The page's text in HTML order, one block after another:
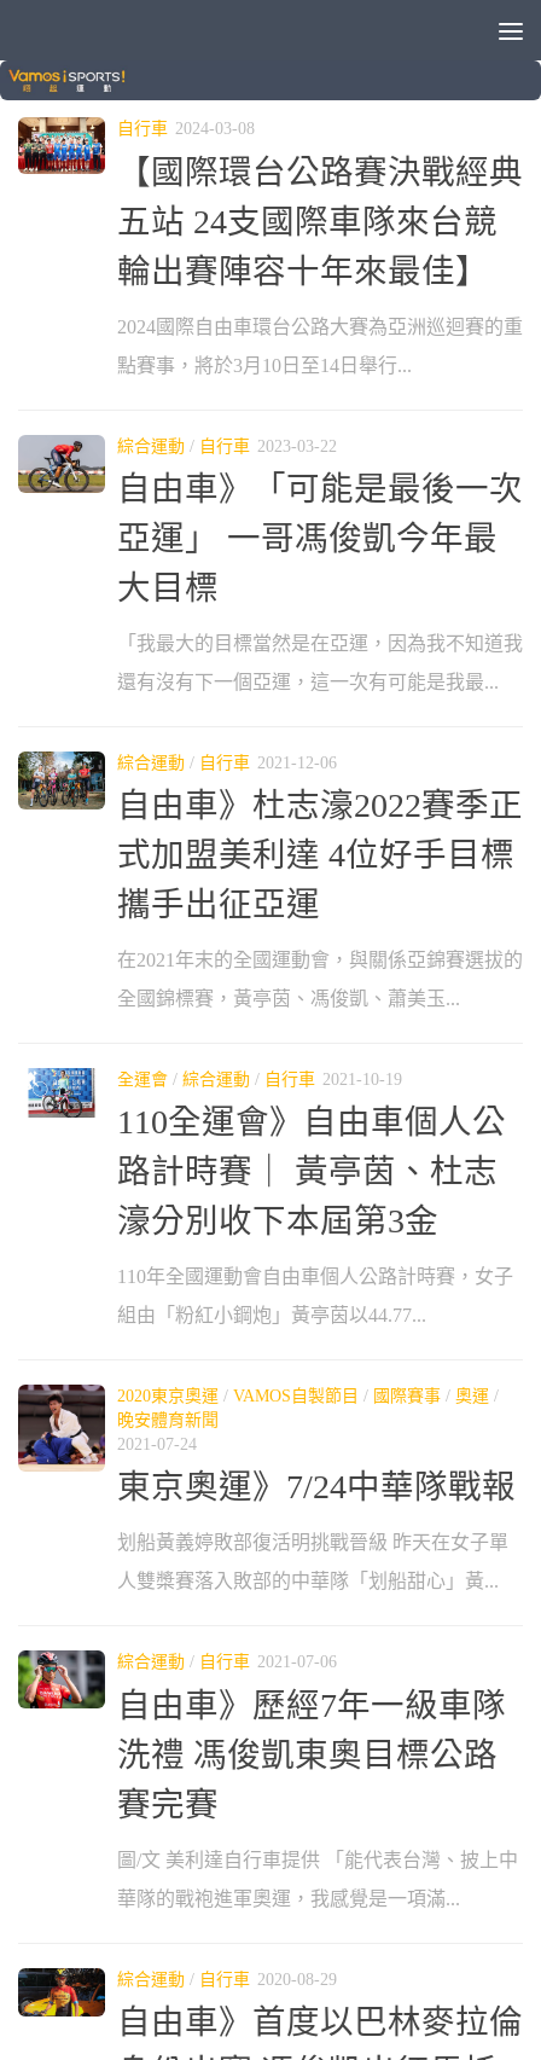
標籤：馮俊凱
自行車 2024-03-08
【國際環台公路賽決戰經典
五站 24支國際車隊來台競
輪出賽陣容十年來最佳】
2024國際自由車環台公路大賽為亞洲巡迴賽的重
點賽事，將於3月10日至14日舉行...
綜合運動 / 自行車 2023-03-22
自由車》「可能是最後一次
亞運」 一哥馮俊凱今年最
大目標
「我最大的目標當然是在亞運，因為我不知道我
還有沒有下一個亞運，這一次有可能是我最...
綜合運動 / 自行車 2021-12-06
自由車》杜志濠2022賽季正
式加盟美利達 4位好手目標
攜手出征亞運
在2021年末的全國運動會，與關係亞錦賽選拔的
全國錦標賽，黃亭茵、馮俊凱、蕭美玉...
全運會 / 綜合運動 / 自行車 2021-10-19
110全運會》自由車個人公
路計時賽｜ 黃亭茵、杜志
濠分別收下本屆第3金
110年全國運動會自由車個人公路計時賽，女子
組由「粉紅小鋼炮」黃亭茵以44.77...
2020東京奧運 / VAMOS自製節目 / 國際賽事 / 奧運 /
晚安體育新聞
2021-07-24
東京奧運》7/24中華隊戰報
划船黃義婷敗部復活明挑戰晉級 昨天在女子單
人雙槳賽落入敗部的中華隊「划船甜心」黃...
綜合運動 / 自行車 2021-07-06
自由車》歷經7年一級車隊
洗禮 馮俊凱東奧目標公路
賽完賽
圖/文 美利達自行車提供 「能代表台灣、披上中
華隊的戰袍進軍奧運，我感覺是一項滿...
綜合運動 / 自行車 2020-08-29
自由車》首度以巴林麥拉倫